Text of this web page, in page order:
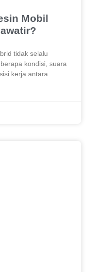
Mobil
tidak selalu
kondisi, suara
kerja antara